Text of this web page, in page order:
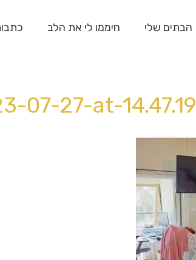
הבתים שלי חיממו לי את הלב
07-27-at-14.47.19